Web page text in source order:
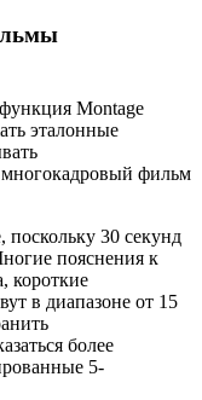
Montage
эталонные
многокадровый фильм
поскольку 30 секунд
пояснения к
короткие
в диапазоне от 15
более
5-